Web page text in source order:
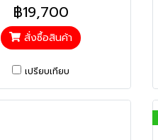
฿19,700
สั่งซื้อสินค้า
เปรียบเทียบ